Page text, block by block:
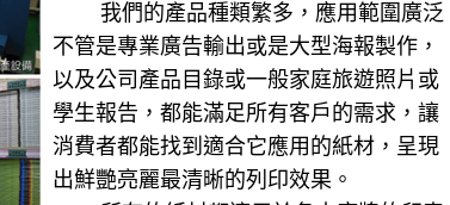
我們的產品種類繁多，應用範圍廣泛
不管是專業廣告輸出或是大型海報製作，
以及公司產品目錄或一般家庭旅遊照片或
學生報告，都能滿足所有客戶的需求，讓
消費者都能找到適合它應用的紙材，呈現
出鮮艷亮麗最清晰的列印效果。